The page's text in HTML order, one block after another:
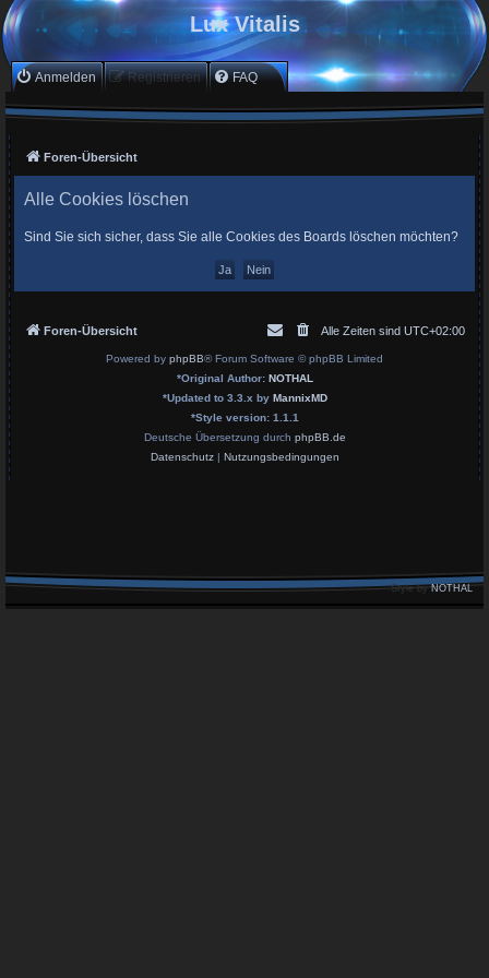
Lux Vitalis
Anmelden Registrieren FAQ
Foren-Übersicht
Alle Cookies löschen
Sind Sie sich sicher, dass Sie alle Cookies des Boards löschen möchten?
Foren-Übersicht Alle Zeiten sind UTC+02:00
Powered by phpBB® Forum Software © phpBB Limited
*Original Author: NOTHAL
*Updated to 3.3.x by MannixMD
*Style version: 1.1.1
Deutsche Übersetzung durch phpBB.de
Datenschutz| Nutzungsbedingungen
Style byNOTHAL